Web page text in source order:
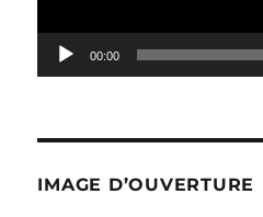
00:00
IMAGE D’OUVERTURE